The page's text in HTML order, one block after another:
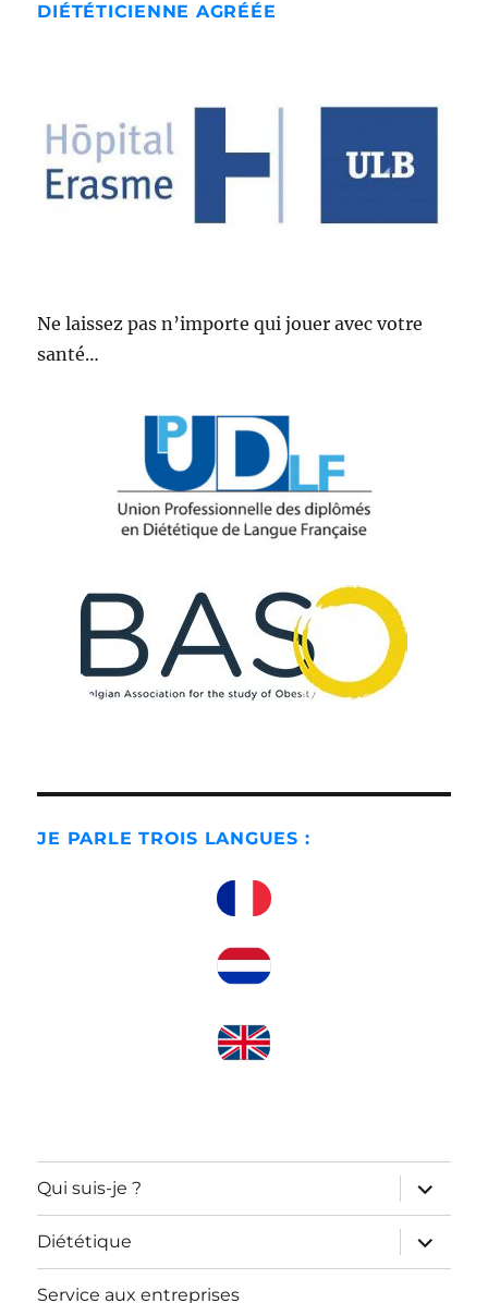
DIÉTÉTICIENNE AGRÉÉE
Ne laissez pas n’importe qui jouer avec votre
santé…
JE PARLE TROIS LANGUES :
Qui suis-je ?
ouvrir
le
sous-
menu
Diététique
ouvrir
le
sous-
Service aux entreprises